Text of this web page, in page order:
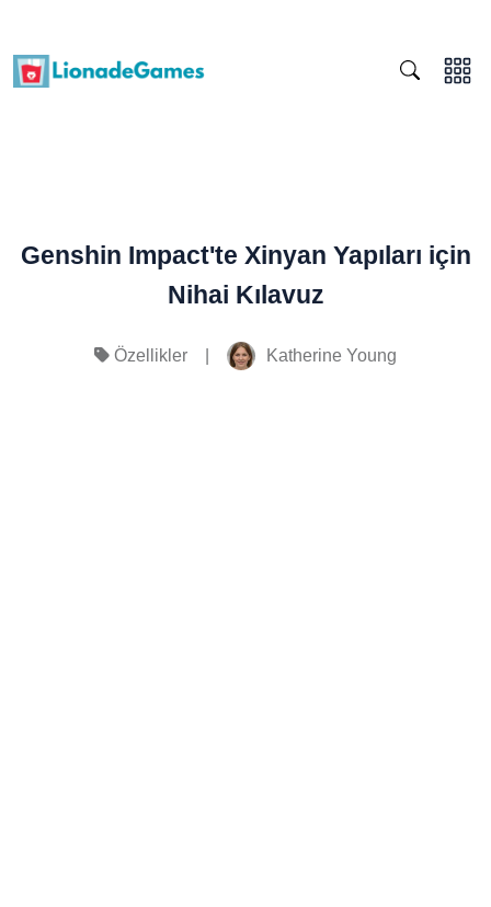
Genshin Impact'te Xinyan Yapıları için
Nihai Kılavuz
Özellikler | Katherine Young